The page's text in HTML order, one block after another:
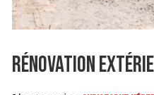
Rénovation